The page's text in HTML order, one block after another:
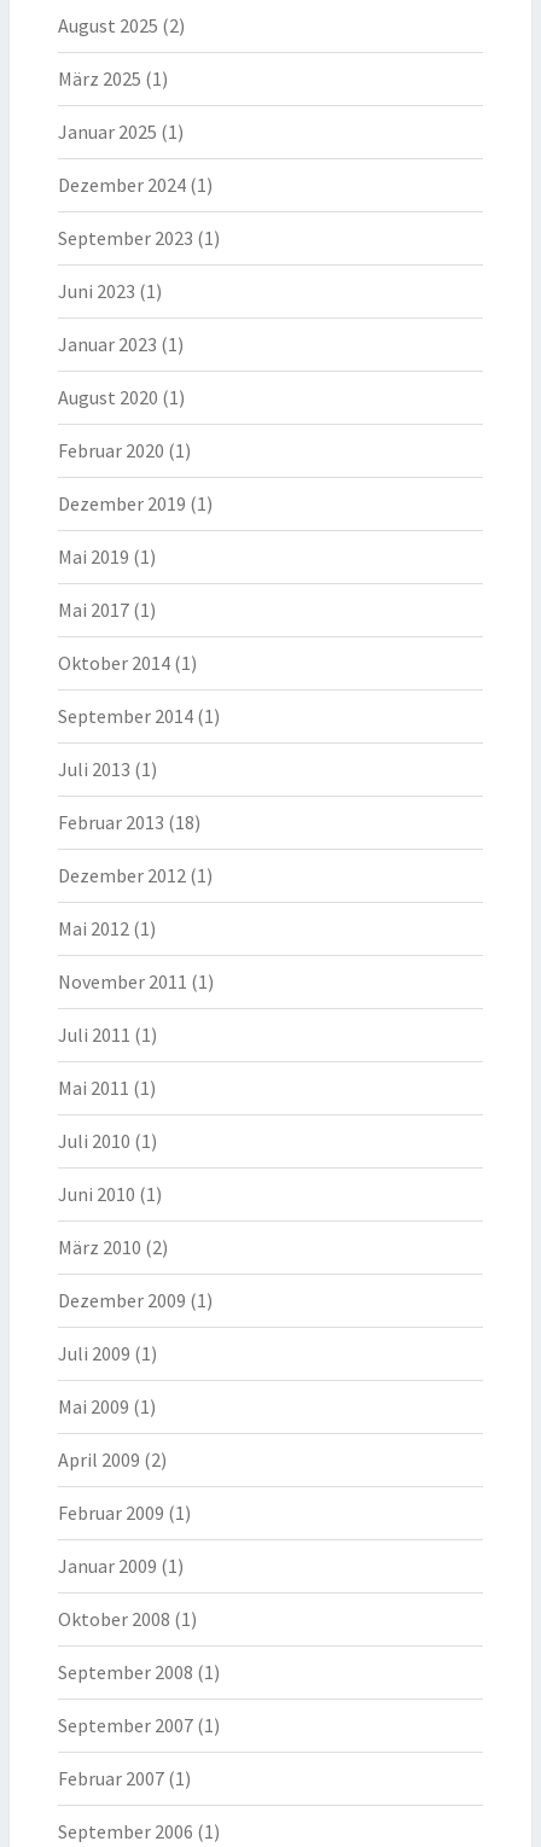
August 2025 (2)
März 2025 (1)
Januar 2025 (1)
Dezember 2024 (1)
September 2023 (1)
Juni 2023 (1)
Januar 2023 (1)
August 2020 (1)
Februar 2020 (1)
Dezember 2019 (1)
Mai 2019 (1)
Mai 2017 (1)
Oktober 2014 (1)
September 2014 (1)
Juli 2013 (1)
Februar 2013 (18)
Dezember 2012 (1)
Mai 2012 (1)
November 2011 (1)
Juli 2011 (1)
Mai 2011 (1)
Juli 2010 (1)
Juni 2010 (1)
März 2010 (2)
Dezember 2009 (1)
Juli 2009 (1)
Mai 2009 (1)
April 2009 (2)
Februar 2009 (1)
Januar 2009 (1)
Oktober 2008 (1)
September 2008 (1)
September 2007 (1)
Februar 2007 (1)
September 2006 (1)